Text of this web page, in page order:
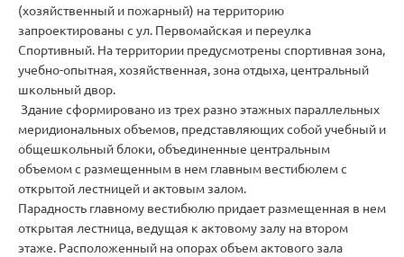
(хозяйственный и пожарный) на территорию
запроектированы с ул. Первомайская и переулка
Спортивный. На территории предусмотрены спортивная зона,
учебно-опытная, хозяйственная, зона отдыха, центральный
школьный двор.
Здание сформировано из трех разно этажных параллельных
меридиональных объемов, представляющих собой учебный и
общешкольный блоки, объединенные центральным
объемом с размещенным в нем главным вестибюлем с
открытой лестницей и актовым залом.
Парадность главному вестибюлю придает размещенная в нем
открытая лестница, ведущая к актовому залу на втором
этаже. Расположенный на опорах объем актового зала